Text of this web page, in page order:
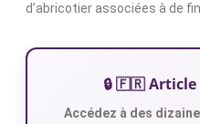
d’abricotier associées à de
🔒 🇫🇷 Article
Accédez à des